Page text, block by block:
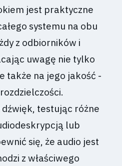
jest praktyczne
systemu na obu
z odbiorników i
uwagę nie tylko
także na jego jakość -
testując różne
lub
się, że audio jest
z właściwego